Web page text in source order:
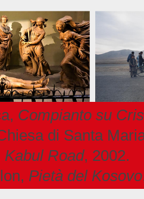
Compianto su
di Santa
Kabul Road, 2002.
Pietà del Kosovo